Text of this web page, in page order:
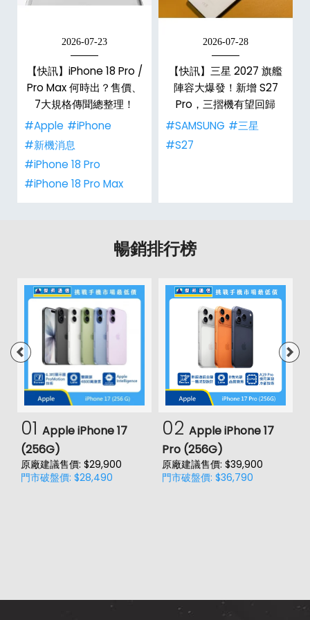
2026-07-23
【快訊】iPhone 18 Pro /
Pro Max 何時出？售價、
7大規格傳聞總整理！
#Apple #iPhone
#新機消息
#iPhone 18 Pro
#iPhone 18 Pro Max
2026-07-28
【快訊】三星 2027 旗艦
陣容大爆發！新增 S27
Pro，三摺機有望回歸
#SAMSUNG #三星
#S27
暢銷排行榜
01 Apple iPhone 17
(256G)
原廠建議售價: $29,900
門市破盤價: $28,490
02 Apple iPhone 17
Pro (256G)
原廠建議售價: $39,900
門市破盤價: $36,790